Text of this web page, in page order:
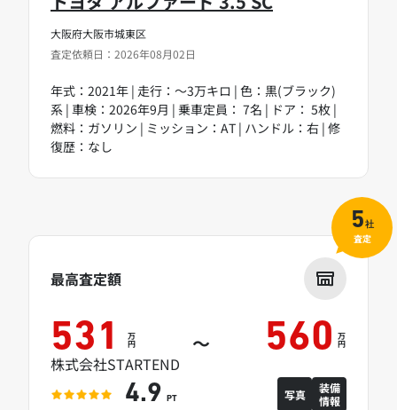
大阪府大阪市城東区
査定依頼日：2026年08月02日
年式：2021年 | 走行：～3万キロ | 色：黒(ブラック)
系 | 車検：2026年9月 | 乗車定員： 7名 | ドア： 5枚 |
燃料：ガソリン | ミッション：AT | ハンドル：右 | 修
復歴：なし
最高査定額
531 万
円 ～ 560 万
円
株式会社STARTEND
4.9 PT 写真
装備
情報
5社
査定